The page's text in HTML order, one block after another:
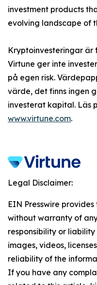
investment products
evolving landscape of
Kryptoinvesteringar är
Virtune ger inte
på egen risk.
värde, det finns ingen
investerat kapital. Läs
www.virtune.com.
Legal Disclaimer:
EIN Presswire
without warranty of
responsibility or
images, videos,
reliability of the
If you have any